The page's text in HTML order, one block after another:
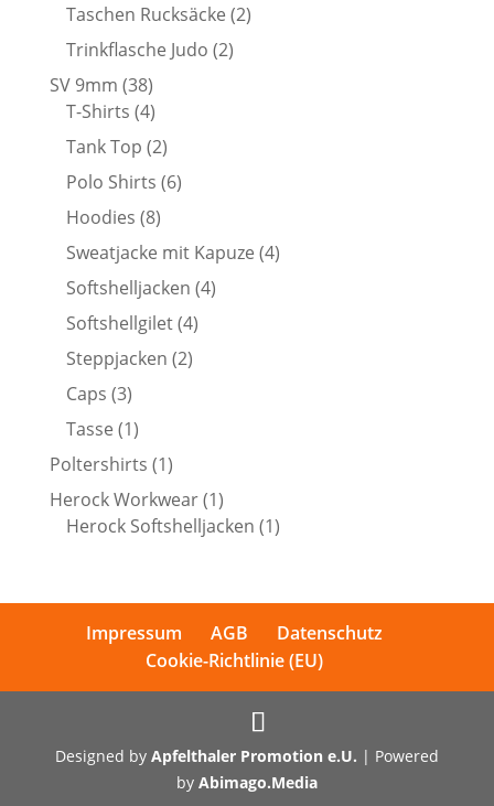
Taschen Rucksäcke 22
Trinkflasche Judo 22
SV 9mm 3838
Produkte
T-Shirts 44
Produkte
Tank Top 22
Produkte
Polo Shirts 66
Hoodies 88
Produkte
Sweatjacke mit Kapuze 44
Softshelljacken 44
Softshellgilet 44
Steppjacken 22
Caps 33
Produkte
Tasse 11
Produkt
Poltershirts 11
Produkt
Herock Workwear 11
Produkt
Herock Softshelljacken 11
Impressum AGB
Datenschutz
Cookie-Richtlinie (EU)
Designed by Apfelthaler Promotion e.U. | Powered
by Abimago.Media